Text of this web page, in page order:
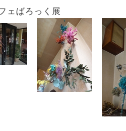
ェばろっく展